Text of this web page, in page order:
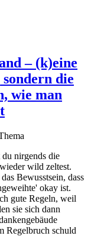
– (k)eine
die
wie man
nirgends die
wild zeltest.
Bewusstsein, dass
okay ist.
gute Regeln, weil
sie sich dann
Regelbruch schuld